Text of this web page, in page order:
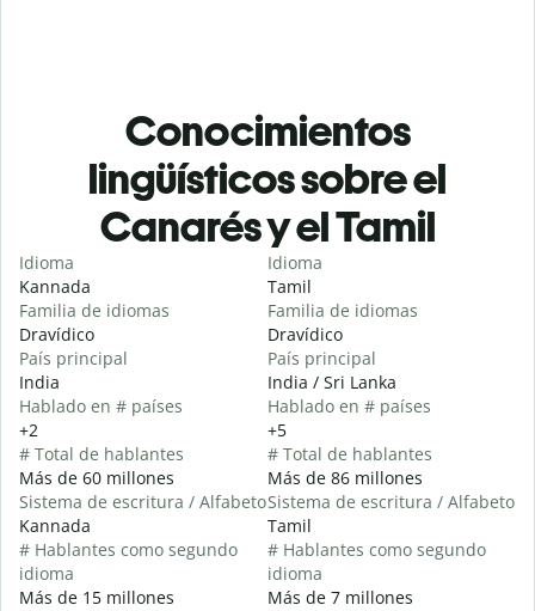
Conocimientos
lingüísticos sobre el
Canarés y el Tamil
Idioma
Kannada
Familia de idiomas
Dravídico
País principal
India
Hablado en # países
+2
# Total de hablantes
Más de 60 millones
Sistema de escritura / Alfabeto
Kannada
# Hablantes como segundo
idioma
Más de 15 millones
Idioma
Tamil
Familia de idiomas
Dravídico
País principal
India / Sri Lanka
Hablado en # países
+5
# Total de hablantes
Más de 86 millones
Sistema de escritura / Alfabeto
Tamil
# Hablantes como segundo
idioma
Más de 7 millones